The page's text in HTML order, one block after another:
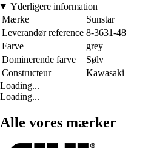
Yderligere information
Mærke
Sunstar
Leverandør reference 8-3631-48
Farve
grey
Dominerende farve
Sølv
Constructeur
Kawasaki
Loading...
Loading...
Alle vores mærker